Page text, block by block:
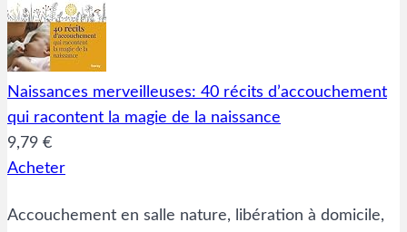
Naissances merveilleuses: 40 récits d’accouchement
qui racontent la magie de la naissance
9,79 €
Acheter
Accouchement en salle nature, libération à domicile,